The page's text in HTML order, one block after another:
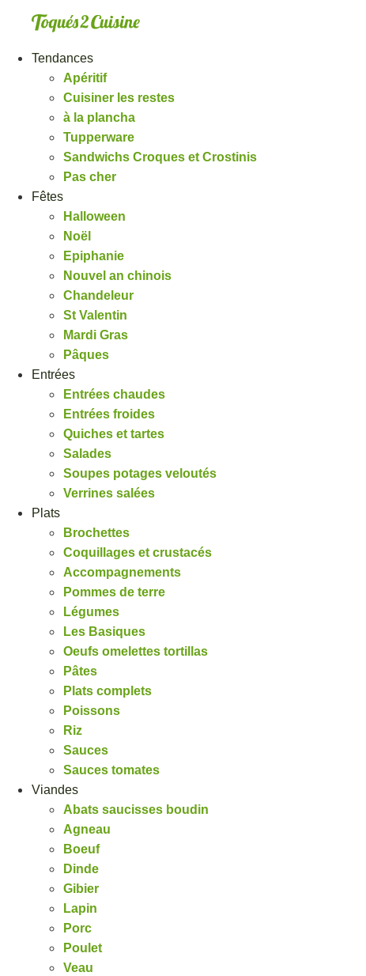
Tendances
Apéritif
Cuisiner les restes
à la plancha
Tupperware
Sandwichs Croques et Crostinis
Pas cher
Fêtes
Halloween
Noël
Epiphanie
Nouvel an chinois
Chandeleur
St Valentin
Mardi Gras
Pâques
Entrées
Entrées chaudes
Entrées froides
Quiches et tartes
Salades
Soupes potages veloutés
Verrines salées
Plats
Brochettes
Coquillages et crustacés
Accompagnements
Pommes de terre
Légumes
Les Basiques
Oeufs omelettes tortillas
Pâtes
Plats complets
Poissons
Riz
Sauces
Sauces tomates
Viandes
Abats saucisses boudin
Agneau
Boeuf
Dinde
Gibier
Lapin
Porc
Poulet
Veau